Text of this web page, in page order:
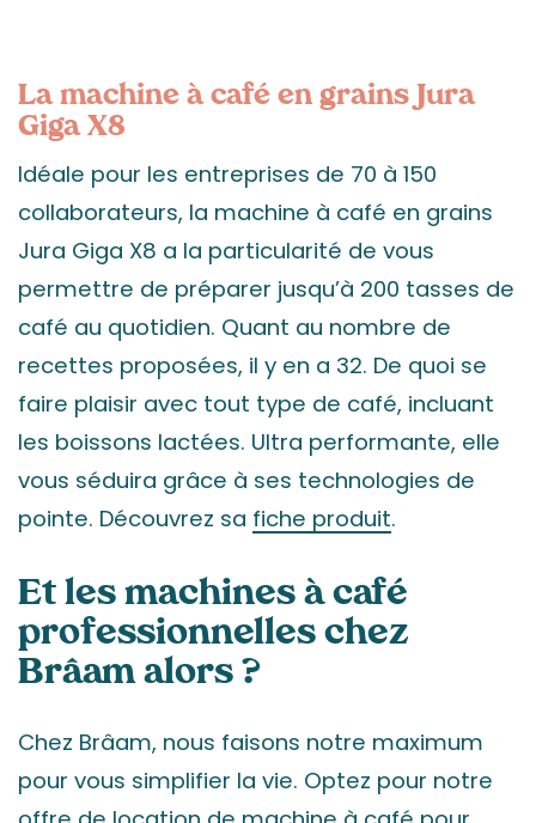
La machine à café en grains Jura
Giga X8
Idéale pour les entreprises de 70 à 150
collaborateurs, la machine à café en grains
Jura Giga X8 a la particularité de vous
permettre de préparer jusqu’à 200 tasses de
café au quotidien. Quant au nombre de
recettes proposées, il y en a 32. De quoi se
faire plaisir avec tout type de café, incluant
les boissons lactées. Ultra performante, elle
vous séduira grâce à ses technologies de
pointe. Découvrez sa fiche produit.
Et les machines à café
professionnelles chez
Brâam alors ?
Chez Brâam, nous faisons notre maximum
pour vous simplifier la vie. Optez pour notre